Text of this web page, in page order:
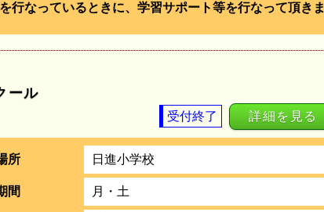
行なっているときに、学習サポート等を行なって頂きま
ール
受付終了 詳細を見る
所 日進小学校
間 月・土